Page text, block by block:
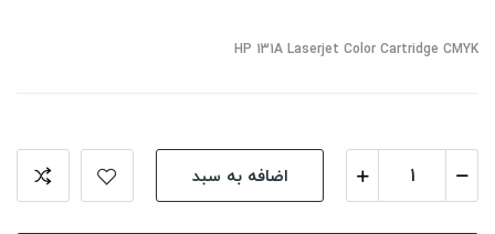
HP 131A Laserjet Color Cartridge CMYK
اضافه به سبد